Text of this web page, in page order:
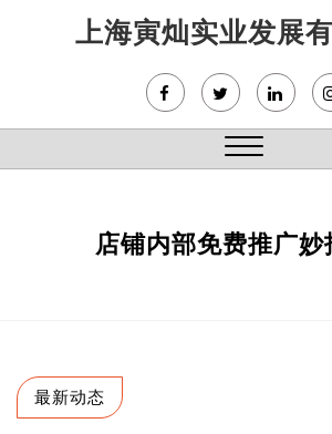
上海寅灿实业发展
Close
店铺内部免费推广妙
最新动态